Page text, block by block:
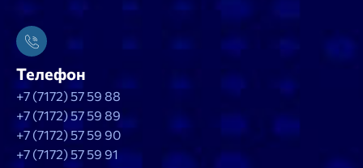
Телефон
+7 (7172) 57 59 88
+7 (7172) 57 59 89
+7 (7172) 57 59 90
+7 (7172) 57 59 91